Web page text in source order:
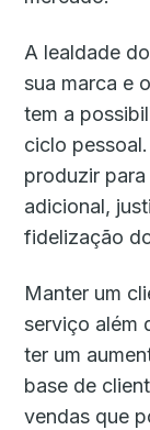
A lealdade
sua marca e
tem a
ciclo
produzir
adicional,
fidelização
Manter um
serviço além
ter um
base de
vendas que